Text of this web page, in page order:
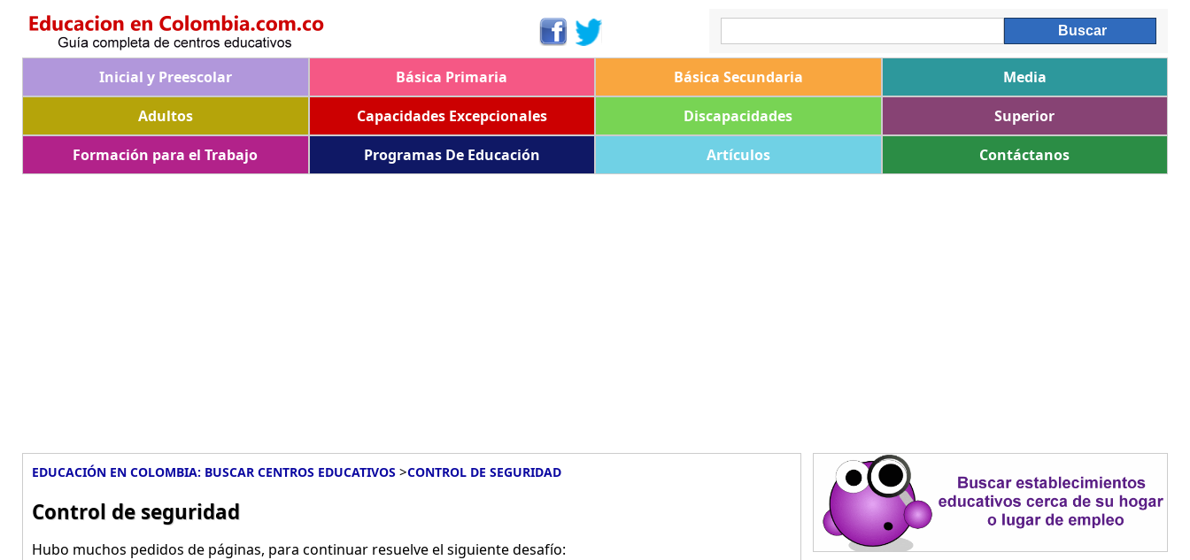
Inicial y Preescolar Básica Primaria Básica Secundaria
Media
Adultos
Capacidades Excepcionales Discapacidades
Superior
Formación para el Trabajo
Programas De Educación Artículos Contáctanos
EDUCACIÓN EN COLOMBIA: BUSCAR CENTROS EDUCATIVOS >CONTROL DE SEGURIDAD
Control de seguridad
Hubo muchos pedidos de páginas, para continuar resuelve el siguiente desafío: